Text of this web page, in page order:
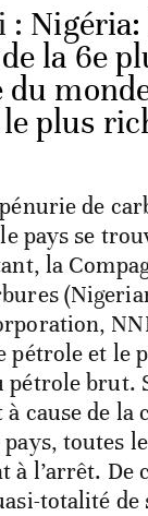
:
la 6e
plus
de
pays se
la
pétrole et le
pétrole brut.
cause de
toutes
à l’arrêt. De
totalité de